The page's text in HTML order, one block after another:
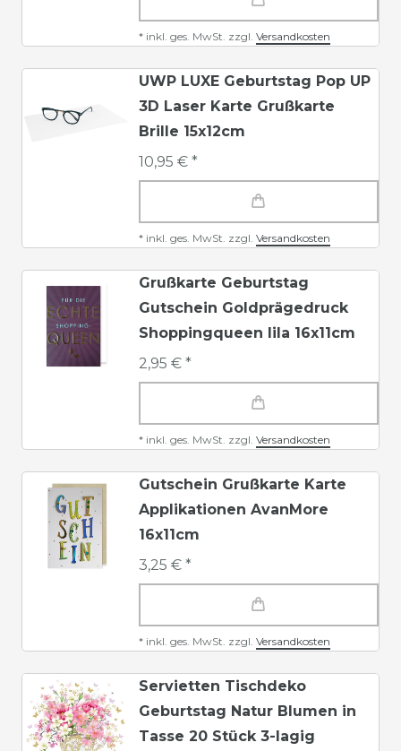
* inkl. ges. MwSt. zzgl. Versandkosten
UWP LUXE Geburtstag Pop UP
3D Laser Karte Grußkarte
Brille 15x12cm
10,95 € *
* inkl. ges. MwSt. zzgl. Versandkosten
Grußkarte Geburtstag
Gutschein Goldprägedruck
Shoppingqueen lila 16x11cm
2,95 € *
* inkl. ges. MwSt. zzgl. Versandkosten
Gutschein Grußkarte Karte
Applikationen AvanMore
16x11cm
3,25 € *
* inkl. ges. MwSt. zzgl. Versandkosten
Servietten Tischdeko
Geburtstag Natur Blumen in
Tasse 20 Stück 3-lagig